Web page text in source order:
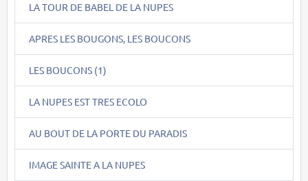
LA TOUR DE BABEL DE LA NUPES
APRES LES BOUGONS, LES BOUCONS
LES BOUCONS (1)
LA NUPES EST TRES ECOLO
AU BOUT DE LA PORTE DU PARADIS
IMAGE SAINTE A LA NUPES